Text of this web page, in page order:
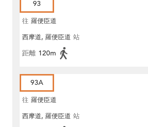
93
往 羅便臣道
西摩道, 羅便臣道 站
距離 120m
93A
往 羅便臣道
西摩道, 羅便臣道 站